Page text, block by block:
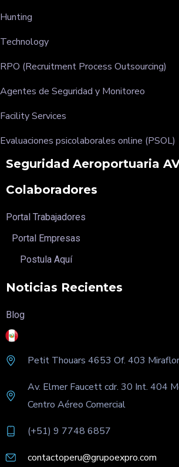
Hunting
Technology
RPO (Recruitment Process Outsourcing)
Agentes de Seguridad y Monitoreo
Facility Services
Evaluaciones psicolaborales online (PSOL)
Seguridad Aeroportuaria
Colaboradores
Portal Trabajadores
Portal Empresas
Postula Aquí
Noticias Recientes
Blog
Petit Thouars 4653 Of. 403
Av. Elmer Faucett cdr. 30 Int. 404
Centro Aéreo Comercial
(+51) 9 7748 6857
contactoperu@grupoexpro.com